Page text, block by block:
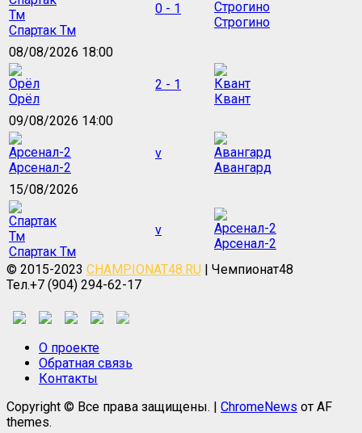
Спартак Тм
0 - 1
Строгино
08/08/2026 18:00
Орёл
2 - 1
Квант
09/08/2026 14:00
Арсенал-2
v
Авангард
15/08/2026
Спартак Тм
v
Арсенал-2
© 2015-2023 CHAMPIONAT48.RU | Чемпионат48
Тел.+7 (904) 294-62-17
О проекте
Обратная связь
Контакты
Copyright © Все права защищены. | ChromeNews от AF
themes.